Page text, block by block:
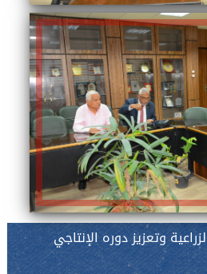
وتعزيز دوره الإنتاجي